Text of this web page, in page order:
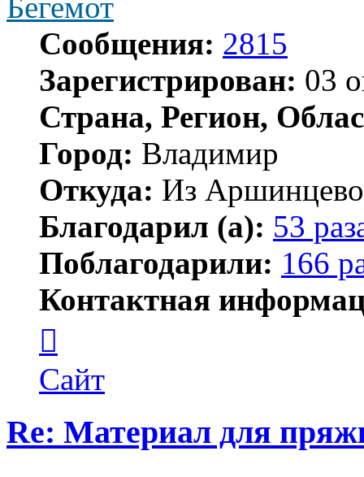
Сообщения: 2815
Зарегистрирован: 03
Страна, Регион,
Город: Владимир
Откуда: Из
Благодарил (а): 53
Поблагодарили: 166
Контактная
пользователя
Бегемот
Сайт
Re: Материал для